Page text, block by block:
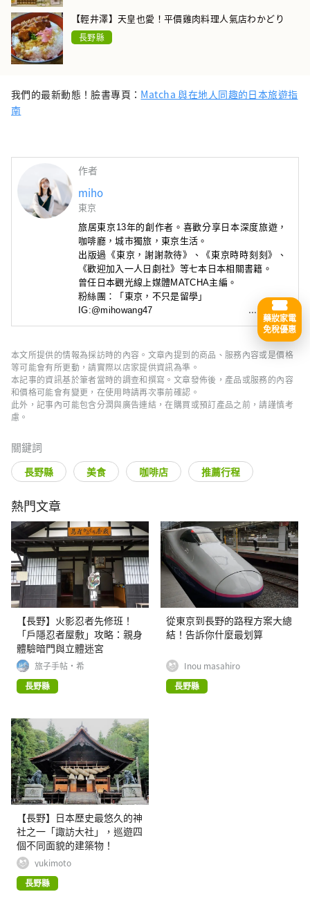
【輕井澤】天皇也愛！平價雞肉料理人氣店わかどり
長野縣
我們的最新動態！臉書專頁： Matcha 與在地人同趣的日本旅遊指
南
作者
miho
東京
旅居東京13年的創作者。喜歡分享日本深度旅遊，
咖啡廳，城市獨旅，東京生活。
出版過《東京，謝謝款待》
、 《東京時時刻刻》
、
《歡迎加入一人日劇社》 等七本日本相關書籍。
曾任日本觀光線上媒體MATCHA主編。
粉絲團：「東京，不只是留學」
IG:@mihowang47
more
本文所提供的情報為採訪時的內容。文章內提到的商品、服務內容或是價格
等可能會有所更動，請實際以店家提供資訊為準。
本記事的資訊基於筆者當時的調查和撰寫。文章發佈後，產品或服務的內容
和價格可能會有變更，在使用時請再次事前確認。
此外，記事內可能包含分潤與廣告連結，在購買或預訂產品之前，請謹慎考
慮。
關鍵詞
長野縣 美食 咖啡店 推薦行程
熱門文章
【長野】火影忍者先修班！
「戶隱忍者屋敷」攻略：親身
體驗暗門與立體迷宮
旅子手帖·希
長野縣
從東京到長野的路程方案大總
結！告訴你什麼最划算
Inou masahiro
長野縣
【長野】日本歷史最悠久的神
社之一「諏訪大社」，巡遊四
個不同面貌的建築物！
yukimoto
長野縣
藥妝家電
免稅優惠